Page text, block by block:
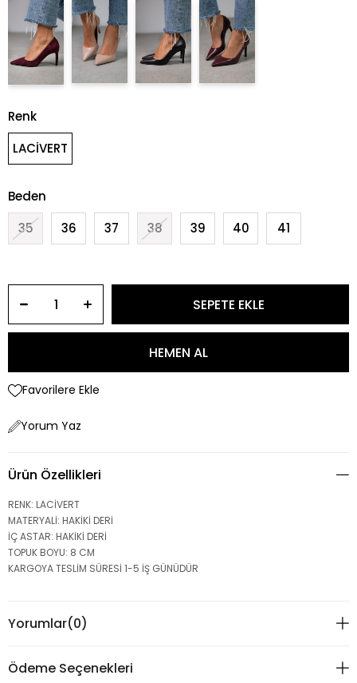
Renk
LACİVERT
Beden
35
36 37 38 39 40 41
Favorilere Ekle
Yorum Yaz
Ürün Özellikleri
RENK: LACİVERT
MATERYALİ: HAKİKİ DERİ
İÇ ASTAR: HAKİKİ DERİ
TOPUK BOYU: 8 CM
KARGOYA TESLİM SÜRESİ 1-5 İŞ GÜNÜDÜR
Yorumlar(0)
Ödeme Seçenekleri